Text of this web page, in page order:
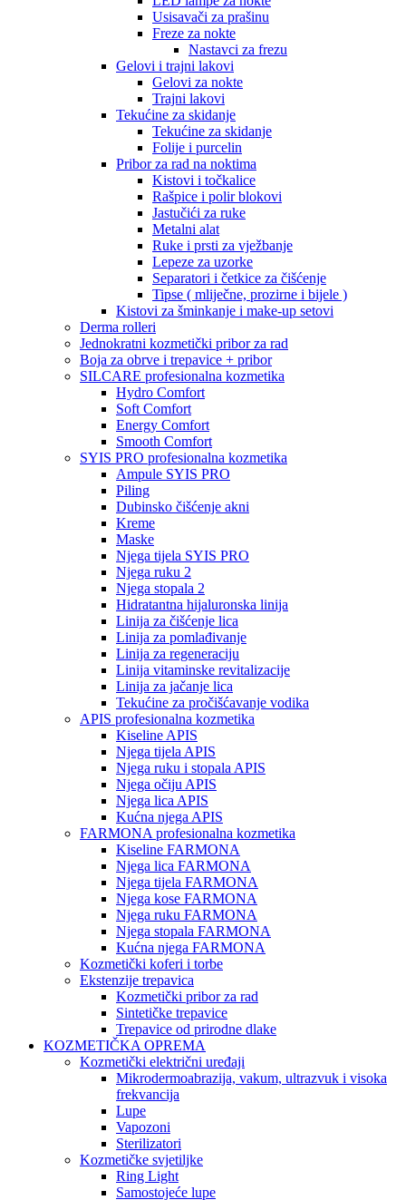
Usisavači za prašinu
Freze za nokte
Nastavci za frezu
Gelovi i trajni lakovi
Gelovi za nokte
Trajni lakovi
Tekućine za skidanje
Tekućine za skidanje
Folije i purcelin
Pribor za rad na noktima
Kistovi i točkalice
Rašpice i polir blokovi
Jastučići za ruke
Metalni alat
Ruke i prsti za vježbanje
Lepeze za uzorke
Separatori i četkice za čišćenje
Tipse ( mliječne, prozirne i bijele )
Kistovi za šminkanje i make-up setovi
Derma rolleri
Jednokratni kozmetički pribor za rad
Boja za obrve i trepavice + pribor
SILCARE profesionalna kozmetika
Hydro Comfort
Soft Comfort
Energy Comfort
Smooth Comfort
SYIS PRO profesionalna kozmetika
Ampule SYIS PRO
Piling
Dubinsko čišćenje akni
Kreme
Maske
Njega tijela SYIS PRO
Njega ruku 2
Njega stopala 2
Hidratantna hijaluronska linija
Linija za čišćenje lica
Linija za pomlađivanje
Linija za regeneraciju
Linija vitaminske revitalizacije
Linija za jačanje lica
Tekućine za pročišćavanje vodika
APIS profesionalna kozmetika
Kiseline APIS
Njega tijela APIS
Njega ruku i stopala APIS
Njega očiju APIS
Njega lica APIS
Kućna njega APIS
FARMONA profesionalna kozmetika
Kiseline FARMONA
Njega lica FARMONA
Njega tijela FARMONA
Njega kose FARMONA
Njega ruku FARMONA
Njega stopala FARMONA
Kućna njega FARMONA
Kozmetički koferi i torbe
Ekstenzije trepavica
Kozmetički pribor za rad
Sintetičke trepavice
Trepavice od prirodne dlake
KOZMETIČKA OPREMA
Kozmetički električni uređaji
Mikrodermoabrazija, vakum, ultrazvuk i visoka
frekvancija
Lupe
Vapozoni
Sterilizatori
Kozmetičke svjetiljke
Ring Light
Samostojeće lupe